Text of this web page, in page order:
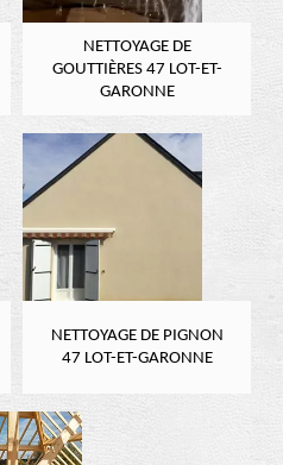
NETTOYAGE DE
GOUTTIÈRES 47 LOT-ET-
GARONNE
NETTOYAGE DE PIGNON
47 LOT-ET-GARONNE